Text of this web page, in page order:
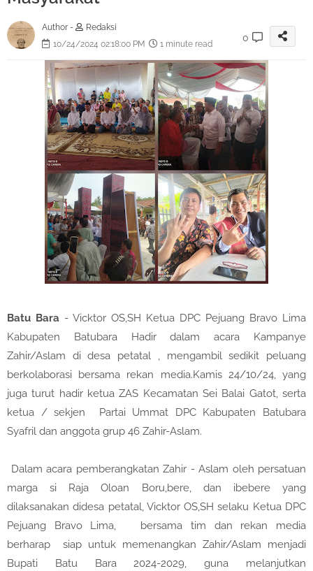
Author -
Redaksi
10/24/2024 02:18:00 PM
1 minute read
0
Batu Bara - Vicktor OS,SH Ketua DPC Pejuang Bravo Lima
Kabupaten Batubara Hadir dalam acara Kampanye
Zahir/Aslam di desa petatal , mengambil sedikit peluang
berkolaborasi bersama rekan media.Kamis 24/10/24, yang
juga turut hadir ketua ZAS Kecamatan Sei Balai Gatot, serta
ketua / sekjen Partai Ummat DPC Kabupaten Batubara
Syafril dan anggota grup 46 Zahir-Aslam.
Dalam acara pemberangkatan Zahir - Aslam oleh persatuan
marga si Raja Oloan Boru,bere, dan ibebere yang
dilaksanakan didesa petatal, Vicktor OS,SH selaku Ketua DPC
Pejuang Bravo Lima, bersama tim dan rekan media
berharap siap untuk memenangkan Zahir/Aslam menjadi
Bupati Batu Bara 2024-2029, guna melanjutkan